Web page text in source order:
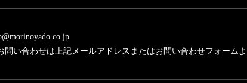
問い合わせは上記メールアドレスまたはお問い合わせフォーム